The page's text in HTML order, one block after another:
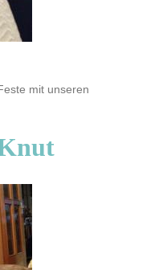
mit unseren